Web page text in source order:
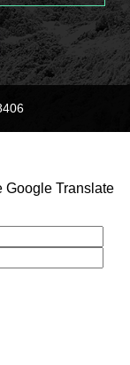
Google Translate